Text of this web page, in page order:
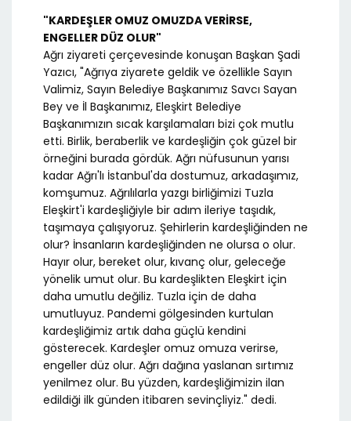
"KARDEŞLER OMUZ OMUZDA VERİRSE,
ENGELLER DÜZ OLUR"
Ağrı ziyareti çerçevesinde konuşan Başkan Şadi
Yazıcı, "Ağrıya ziyarete geldik ve özellikle Sayın
Valimiz, Sayın Belediye Başkanımız Savcı Sayan
Bey ve İl Başkanımız, Eleşkirt Belediye
Başkanımızın sıcak karşılamaları bizi çok mutlu
etti. Birlik, beraberlik ve kardeşliğin çok güzel bir
örneğini burada gördük. Ağrı nüfusunun yarısı
kadar Ağrı'lı İstanbul'da dostumuz, arkadaşımız,
komşumuz. Ağrılılarla yazgı birliğimizi Tuzla
Eleşkirt'i kardeşliğiyle bir adım ileriye taşıdık,
taşımaya çalışıyoruz. Şehirlerin kardeşliğinden ne
olur? İnsanların kardeşliğinden ne olursa o olur.
Hayır olur, bereket olur, kıvanç olur, geleceğe
yönelik umut olur. Bu kardeşlikten Eleşkirt için
daha umutlu değiliz. Tuzla için de daha
umutluyuz. Pandemi gölgesinden kurtulan
kardeşliğimiz artık daha güçlü kendini
gösterecek. Kardeşler omuz omuza verirse,
engeller düz olur. Ağrı dağına yaslanan sırtımız
yenilmez olur. Bu yüzden, kardeşliğimizin ilan
edildiği ilk günden itibaren sevinçliyiz." dedi.